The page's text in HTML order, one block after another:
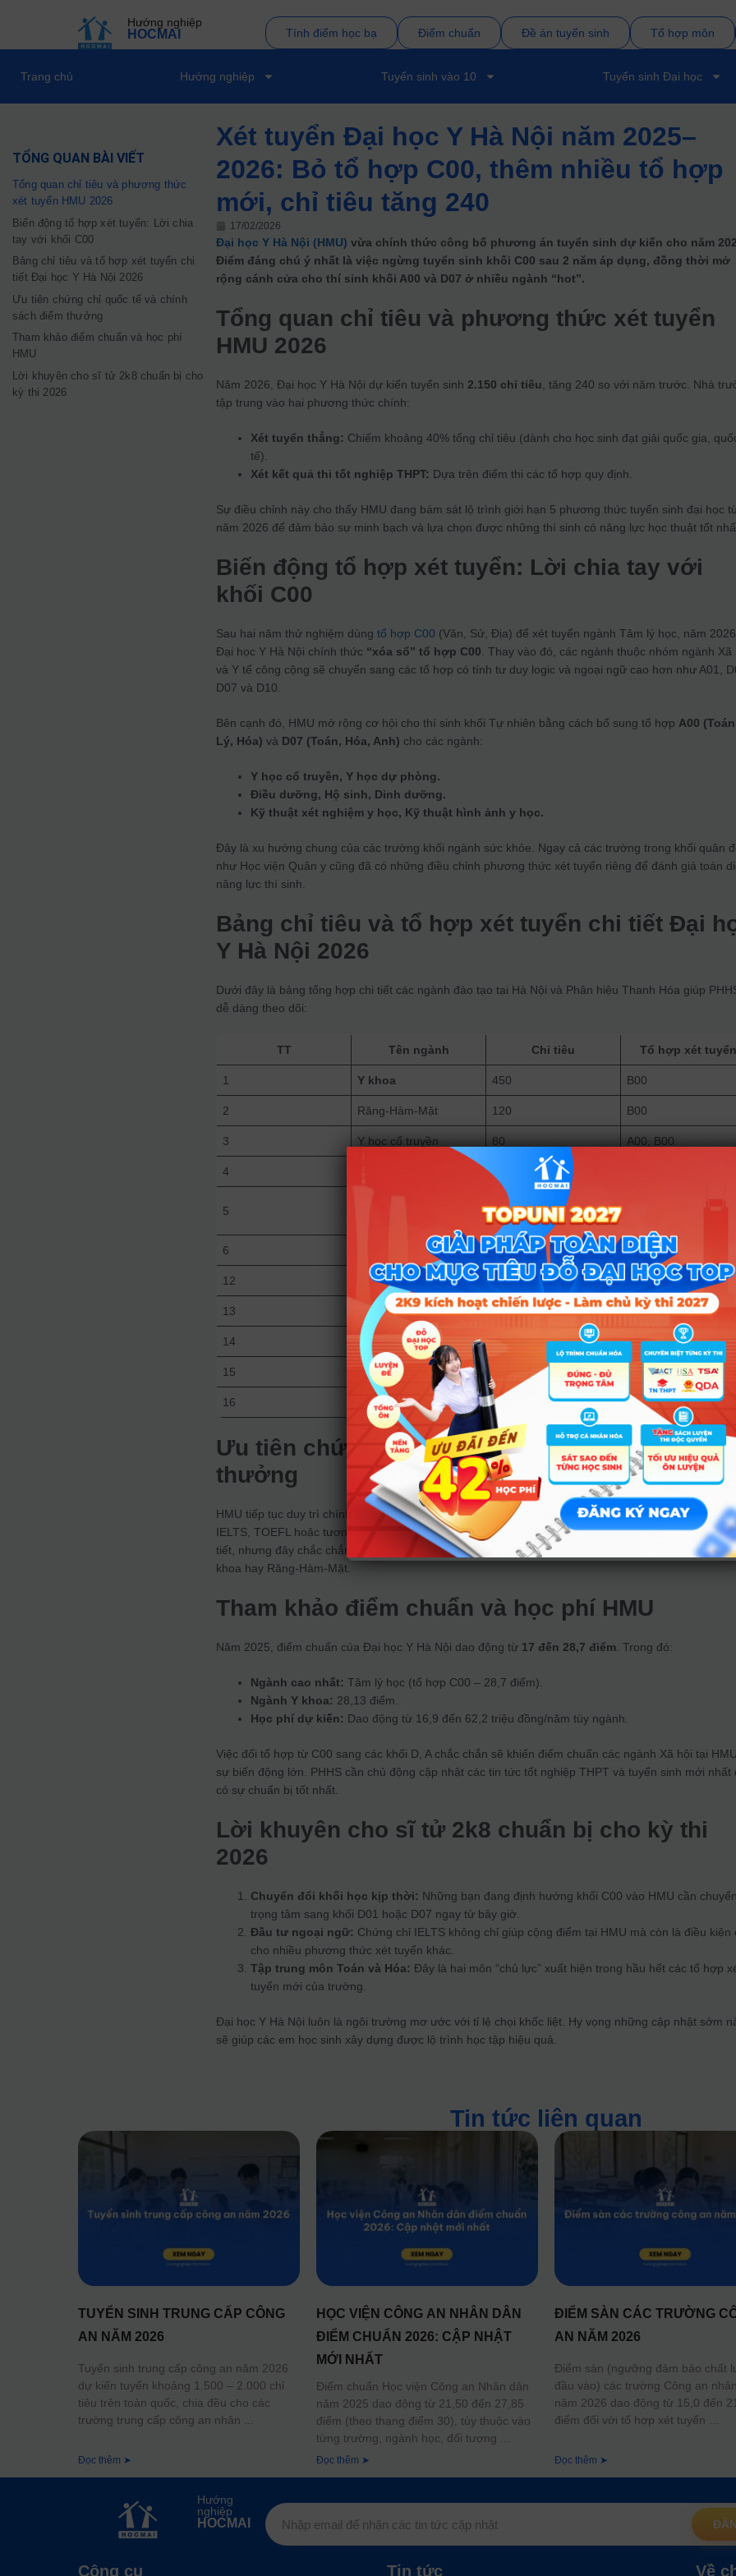
Hướng nghiệp
HOCMAI Tính điểm học bạ Điểm chuẩn Đề án tuyển sinh Tổ hợp môn
Trang chủ Hướng nghiệp Tuyển sinh vào 10 Tuyển sinh Đại học
TỔNG QUAN BÀI VIẾT
Tổng quan chỉ tiêu và phương thức
xét tuyển HMU 2026
Biến động tổ hợp xét tuyển: Lời chia
tay với khối C00
Bảng chỉ tiêu và tổ hợp xét tuyển chi
tiết Đại học Y Hà Nội 2026
Ưu tiên chứng chỉ quốc tế và chính
sách điểm thưởng
Tham khảo điểm chuẩn và học phí
HMU
Lời khuyên cho sĩ tử 2k8 chuẩn bị cho
kỳ thi 2026
Xét tuyển Đại học Y Hà Nội năm 2025–
2026: Bỏ tổ hợp C00, thêm nhiều tổ hợp
mới, chỉ tiêu tăng 240
17/02/2026
Đại học Y Hà Nội (HMU) vừa chính thức công bố phương án tuyển sinh dự kiến cho năm
Điểm đáng chú ý nhất là việc ngừng tuyển sinh khối C00 sau 2 năm áp dụng, đồng thời mở
rộng cánh cửa cho thí sinh khối A00 và D07 ở nhiều ngành “hot”.
Tổng quan chỉ tiêu và phương thức xét tuyển
HMU 2026
Năm 2026, Đại học Y Hà Nội dự kiến tuyển sinh 2.150 chỉ tiêu , tăng 240 so với năm trước. Nhà
tập trung vào hai phương thức chính:
Xét tuyển thẳng: Chiếm khoảng 40% tổng chỉ tiêu (dành cho học sinh đạt giải quốc gia,
tế).
Xét kết quả thi tốt nghiệp THPT: Dựa trên điểm thi các tổ hợp quy định.
Sự điều chỉnh này cho thấy HMU đang bám sát lộ trình giới hạn 5 phương thức tuyển sinh đại học
năm 2026 để đảm bảo sự minh bạch và lựa chọn được những thí sinh có năng lực học thuật tốt
Biến động tổ hợp xét tuyển: Lời chia tay với
khối C00
Sau hai năm thử nghiệm dùngtổ hợp C00 (Văn, Sử, Địa) để xét tuyển ngành Tâm lý học, năm
Đại học Y Hà Nội chính thức “xóa sổ” tổ hợp C00 . Thay vào đó, các ngành thuộc nhóm ngành Xã
và Y tế công cộng sẽ chuyển sang các tổ hợp có tính tư duy logic và ngoại ngữ cao hơn như A01,
D07 và D10.
Bên cạnh đó, HMU mở rộng cơ hội cho thí sinh khối Tự nhiên bằng cách bổ sung tổ hợp A00
Lý, Hóa) và D07 (Toán, Hóa, Anh) cho các ngành:
Y học cổ truyền, Y học dự phòng.
Điều dưỡng, Hộ sinh, Dinh dưỡng.
Kỹ thuật xét nghiệm y học, Kỹ thuật hình ảnh y học.
Đây là xu hướng chung của các trường khối ngành sức khỏe. Ngay cả các trường trong khối quân
như Học viện Quân y cũng đã có những điều chỉnh phương thức xét tuyển riêng để đánh giá toàn
năng lực thí sinh.
Bảng chỉ tiêu và tổ hợp xét tuyển chi tiết Đại
Y Hà Nội 2026
Dưới đây là bảng tổng hợp chi tiết các ngành đào tạo tại Hà Nội và Phân hiệu Thanh Hóa giúp
dễ dàng theo dõi:
TT Tên ngành Chỉ tiêu Tổ hợp xét tuyển
1 Y khoa 450 B00
2 Răng-Hàm-Mặt 120 B00
3 Y học cổ truyền 80 A00, B00
4 110
5 130
6 70 A00, B00, D07
12 Dinh dưỡng 110 A00, B00, D07
13 Y tế công cộng 90 A01, D01, D07, D10
14 Tâm lý học 90 A01, D01, D07, D10
15 Công tác xã hội A01, D01, D07, D10
16 Y khoa (Thanh Hóa) 150 B00
Ưu tiên chứng chỉ quốc tế và chính sách điểm
thưởng
HMU tiếp tục duy trì chính sáchcộng điểm khuyến khích
cho thí sinh có chứng chỉ quốc tế (như
IELTS, TOEFL hoặc tương đương). Dù mức điểm cộng cụ thể cho năm 2026 chưa được công bố
tiết, nhưng đây chắc chắn là lợi thế lớn cho thí sinh xét tuyển vào các ngành có điểm chuẩn cao
khoa hay Răng-Hàm-Mặt.
Tham khảo điểm chuẩn và học phí HMU
Năm 2025, điểm chuẩn của Đại học Y Hà Nội dao động từ 17 đến 28,7 điểm . Trong đó:
Ngành cao nhất: Tâm lý học (tổ hợp C00 – 28,7 điểm).
Ngành Y khoa: 28,13 điểm.
Học phí dự kiến: Dao động từ 16,9 đến 62,2 triệu đồng/năm tùy ngành.
Việc đổi tổ hợp từ C00 sang các khối D, A chắc chắn sẽ khiến điểm chuẩn các ngành Xã hội tại
sự biến động lớn. PHHS cần chủ động cập nhật các tin tức tốt nghiệp THPT và tuyển sinh mới nhất
có sự chuẩn bị tốt nhất.
Lời khuyên cho sĩ tử 2k8 chuẩn bị cho kỳ thi
2026
Chuyển đổi khối học kịp thời: Những bạn đang định hướng khối C00 vào HMU cần
trọng tâm sang khối D01 hoặc D07 ngay từ bây giờ.
Đầu tư ngoại ngữ: Chứng chỉ IELTS không chỉ giúp cộng điểm tại HMU mà còn là điều kiện
cho nhiều phương thức xét tuyển khác.
Tập trung môn Toán và Hóa: Đây là hai môn “chủ lực” xuất hiện trong hầu hết các tổ hợp
tuyển mới của trường.
Đại học Y Hà Nội luôn là ngôi trường mơ ước với tỉ lệ chọi khốc liệt. Hy vọng những cập nhật sớm
sẽ giúp các em học sinh xây dựng được lộ trình học tập hiệu quả.
Tin tức liên quan
TUYỂN SINH TRUNG CẤP CÔNG
AN NĂM 2026
Tuyển sinh trung cấp công an năm 2026
dự kiến tuyển khoảng 1.500 – 2.000 chỉ
tiêu trên toàn quốc, chia đều cho các
trường trung cấp công an nhân
Đọc thêm ➤
HỌC VIỆN CÔNG AN NHÂN DÂN
ĐIỂM CHUẨN 2026: CẬP NHẬT
MỚI NHẤT
Điểm chuẩn Học viện Công an Nhân dân
năm 2025 dao động từ 21,50 đến 27,85
điểm (theo thang điểm 30), tùy thuộc vào
từng trường, ngành học, đối tượng
Đọc thêm ➤
ĐIỂM SÀN CÁC TRƯỜNG
AN NĂM 2026
Điểm sàn (ngưỡng đảm bảo chất
đầu vào) các trường Công an
năm 2026 dao động từ 15,0 đến
điểm đối với tổ hợp xét tuyển
Đọc thêm ➤
Hướng
nghiệp
HOCMAI
Công cụ Tin tức Về